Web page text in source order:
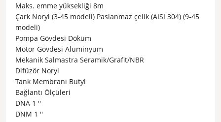
Maks. emme yüksekliği 8m
Çark Noryl (3-45 modeli) Paslanmaz çelik (AISI 304) (9-45
modeli)
Pompa Gövdesi Döküm
Motor Gövdesi Alüminyum
Mekanik Salmastra Seramik/Grafit/NBR
Difüzör Noryl
Tank Membranı Butyl
Bağlantı Ölçüleri
DNA 1 ''
DNM 1 ''